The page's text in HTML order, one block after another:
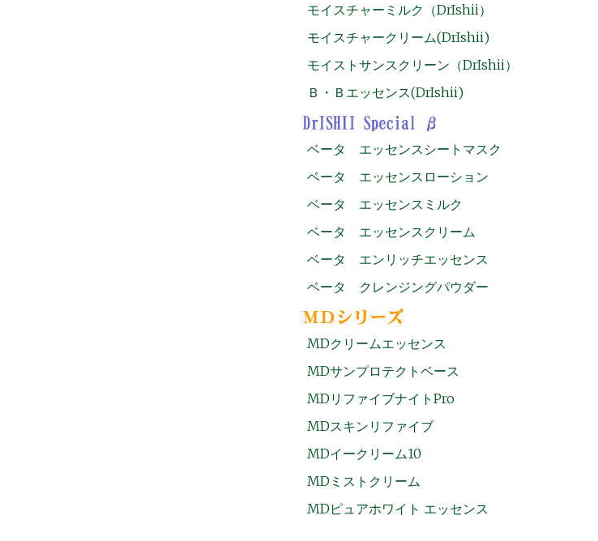
モイスチャーミルク（DrIshii）
モイスチャークリーム(DrIshii)
モイストサンスクリーン（DrIshii）
Ｂ・Ｂエッセンス(DrIshii)
ベータ エッセンスシートマスク
ベータ エッセンスローション
ベータ エッセンスミルク
ベータ エッセンスクリーム
ベータ エンリッチエッセンス
ベータ クレンジングパウダー
MDクリームエッセンス
MDサンプロテクトベース
MDリファイブナイトPro
MDスキンリファイブ
MDイークリーム10
MDミストクリーム
MDピュアホワイト エッセンス